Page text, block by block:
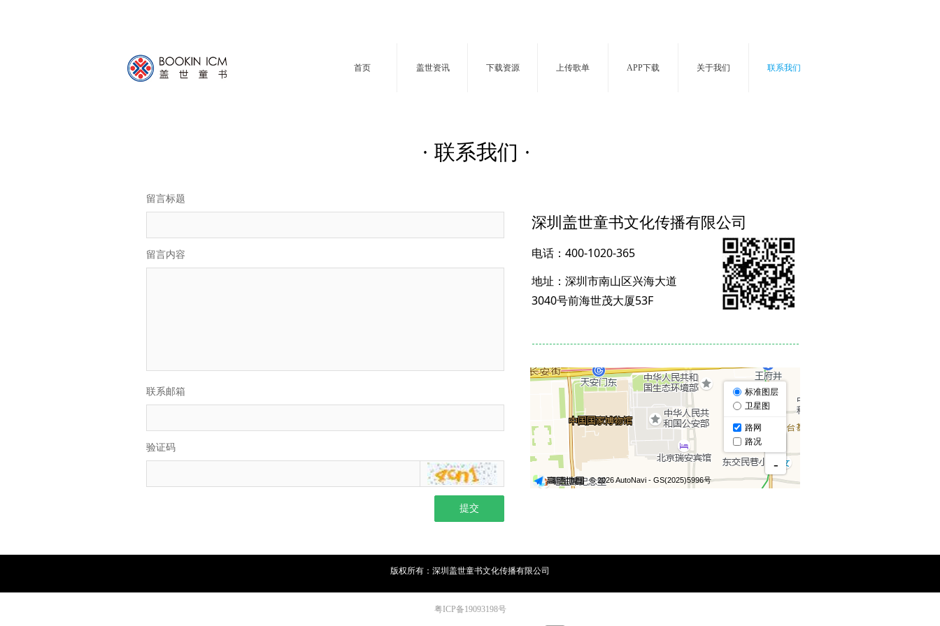
首页 盖世资讯 下载资源 上传歌单 APP下载 关于我们 联系我们
· 联系我们 ·
留言标题
留言内容
联系邮箱
验证码
提交
深圳盖世童书文化传播有限公司
电话：400-1020-365
地址：深圳市南山区兴海大道
3040号前海世茂大厦53F
版权所有：深圳盖世童书文化传播有限公司
粤ICP备19093198号